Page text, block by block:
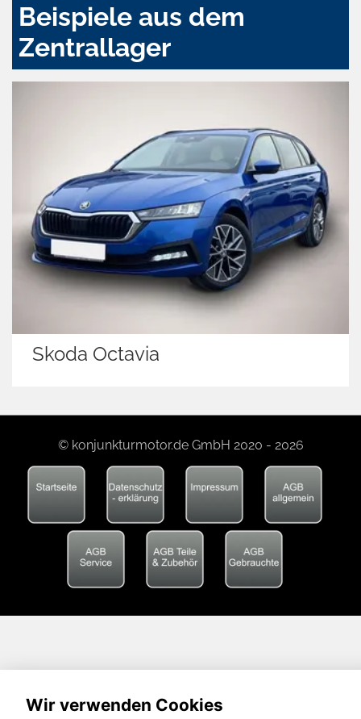
Beispiele aus dem
Zentrallager
© konjunkturmotor.de GmbH 2020 - 2026
Wir verwenden Cookies